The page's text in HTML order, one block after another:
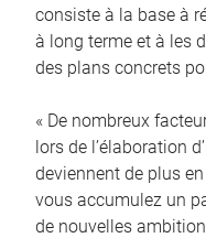
consiste à la base à
à long terme et à les
des plans concrets
« De nombreux
lors de l’élaboration
deviennent de plus
vous accumulez un
de nouvelles